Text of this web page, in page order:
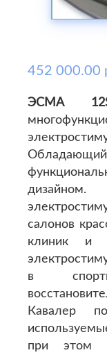
452 000.00
ЭСМА
салонов
клиник и
в
Кавалер
при этом